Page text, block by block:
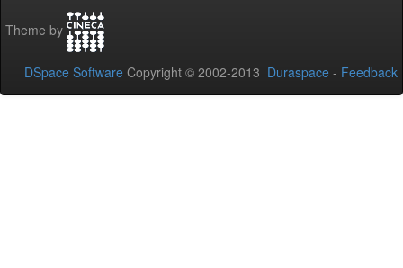
Theme by
DSpace Software Copyright © 2002-2013 Duraspace - Feedback